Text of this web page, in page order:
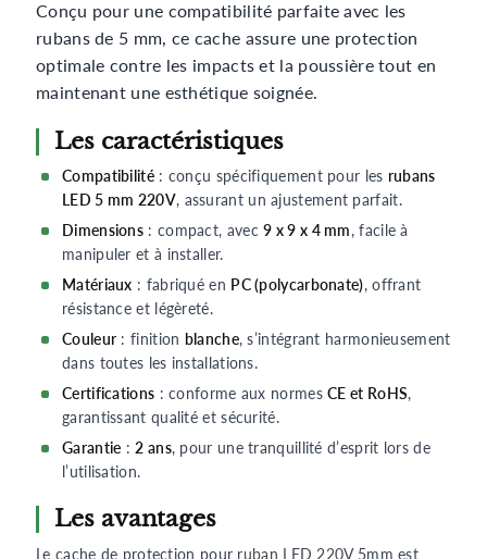
Conçu pour une compatibilité parfaite avec les
rubans de 5 mm, ce cache assure une protection
optimale contre les impacts et la poussière tout en
maintenant une esthétique soignée.
Les caractéristiques
Compatibilité: conçu spécifiquement pour les rubans
LED 5 mm 220V, assurant un ajustement parfait.
Dimensions : compact, avec9 x 9 x 4 mm, facile à
manipuler et à installer.
Matériaux : fabriqué en PC (polycarbonate), offrant
résistance et légèreté.
Couleur : finition blanche, s’intégrant harmonieusement
dans toutes les installations.
Certifications : conforme aux normesCE et RoHS,
garantissant qualité et sécurité.
Garantie : 2 ans, pour une tranquillité d’esprit lors de
l’utilisation.
Les avantages
Le cache de protection pour ruban LED 220V5mm est